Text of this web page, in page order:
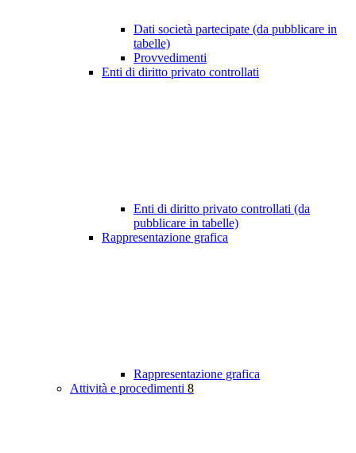
Dati società partecipate (da pubblicare in
tabelle)
Provvedimenti
Enti di diritto privato controllati
Enti di diritto privato controllati (da
pubblicare in tabelle)
Rappresentazione grafica
Rappresentazione grafica
Attività e procedimenti 8